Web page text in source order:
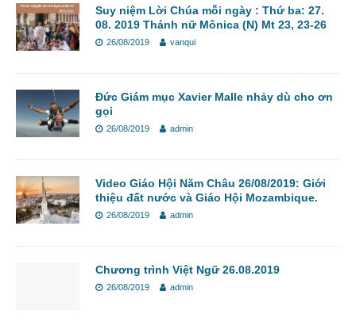
Suy niệm Lời Chúa mỗi ngày : Thứ ba: 27.
08. 2019 Thánh nữ Mônica (N) Mt 23, 23-26
26/08/2019 vanqui
Đức Giám mục Xavier Malle nhảy dù cho ơn
gọi
26/08/2019 admin
Video Giáo Hội Năm Châu 26/08/2019: Giới
thiệu đất nước và Giáo Hội Mozambique.
26/08/2019 admin
Chương trình Việt Ngữ 26.08.2019
26/08/2019 admin